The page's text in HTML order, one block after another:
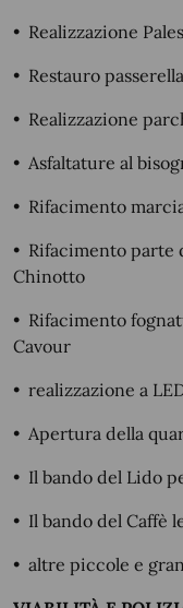
• Realizzazione
• Restauro passerella
• Realizzazione
• Asfaltature al
• Rifacimento
• Rifacimento parte
Chinotto
• Rifacimento
Cavour
• realizzazione a
• Apertura della
• Il bando del Lido
• Il bando del Caffè
• altre piccole e